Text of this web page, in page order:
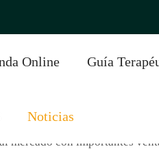
Online Guía
Noticias
mercado con importantes